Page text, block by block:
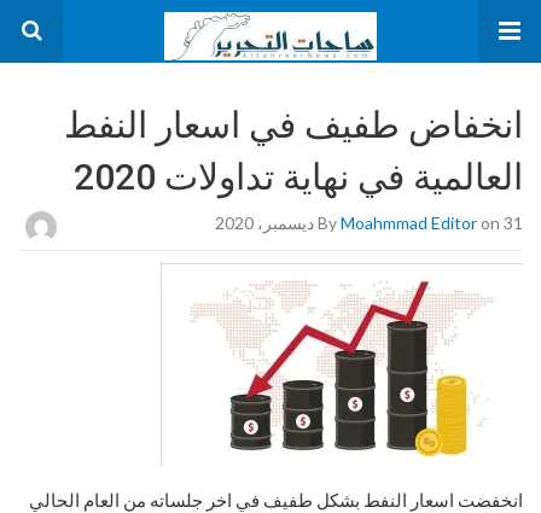
انخفاض طفيف في اسعار النفط
العالمية في نهاية تداولات 2020
ByMoahmmad Editoron 31 ديسمبر، 2020
انخفضت اسعار النفط بشكل طفيف في اخر جلساته من العام الحالي